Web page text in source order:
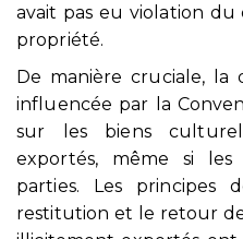
avait pas eu violation
propriété.
De manière cruciale, la
influencée par la
sur les biens
exportés, même si les
parties. Les principes
restitution et le retour